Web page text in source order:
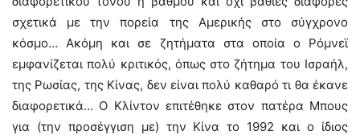
σχετικά με την πορεία της Αμερικής στο σύγχρονο
κόσμο… Ακόμη και σε ζητήματα στα οποία ο Ρόμνεϊ
εμφανίζεται πολύ κριτικός, όπως στο ζήτημα του Ισραήλ,
της Ρωσίας, της Κίνας, δεν είναι πολύ καθαρό τι θα έκανε
διαφορετικά… Ο Κλίντον επιτέθηκε στον πατέρα Μπους
για (την προσέγγιση με) την Κίνα το 1992 και ο ίδιος